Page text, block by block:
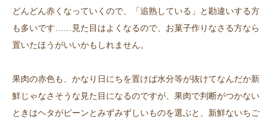
どんどん赤くなっていくので、「追熟している」と勘違いする方
も多いです……見た目はよくなるので、お菓子作りなさる方なら
置いたほうがいいかもしれません。
果肉の赤色も、かなり日にちを置けば水分等が抜けてなんだか新
鮮じゃなさそうな見た目になるのですが、果肉で判断がつかない
ときはヘタがピーンとみずみずしいものを選ぶと、新鮮ないちご